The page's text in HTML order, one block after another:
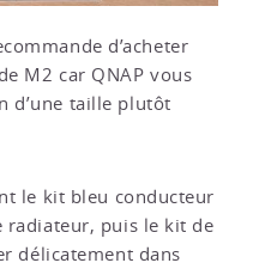
d’acheter
M2 car QNAP vous
d’une taille plutôt
le kit bleu conducteur
radiateur, puis le kit de
délicatement dans